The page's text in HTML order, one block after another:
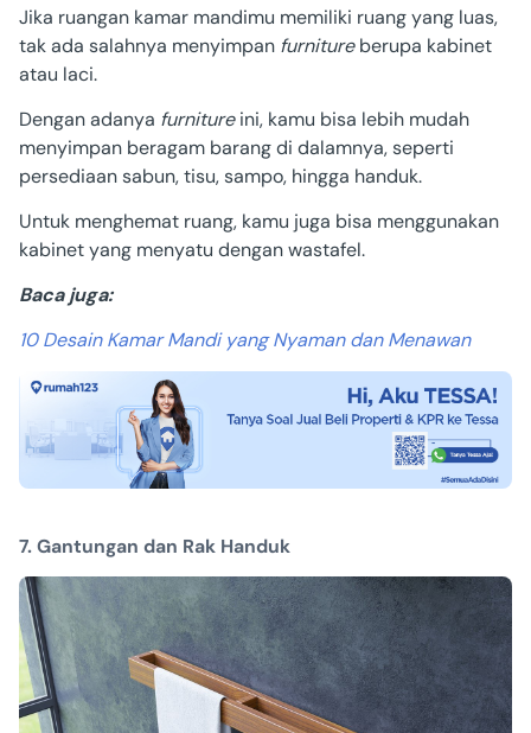
Jika ruangan kamar mandimu memiliki ruang yang luas,
tak ada salahnya menyimpan furnitureberupa kabinet
atau laci.
Dengan adanya furnitureini, kamu bisa lebih mudah
menyimpan beragam barang di dalamnya, seperti
persediaan sabun, tisu, sampo, hingga handuk.
Untuk menghemat ruang, kamu juga bisa menggunakan
kabinet yang menyatu dengan wastafel.
Baca juga:
10 Desain Kamar Mandi yang Nyaman dan Menawan
7. Gantungan dan Rak Handuk